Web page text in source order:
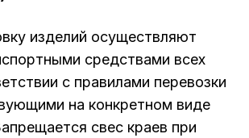
изделий осуществляют
средствами всех
с правилами перевозки
на конкретном виде
свес краев при